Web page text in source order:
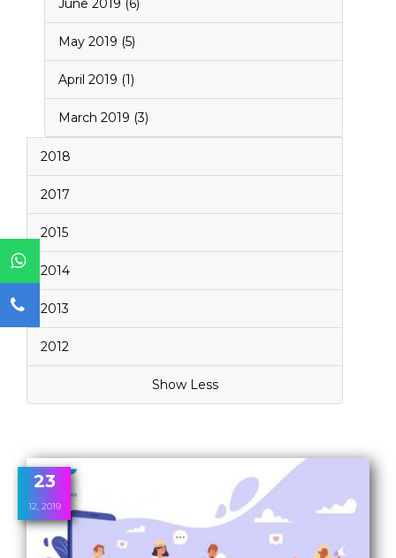
June 2019 (6)
May 2019 (5)
April 2019 (1)
March 2019 (3)
2018
2017
2015
2014
2013
2012
Show Less
23
12, 2019